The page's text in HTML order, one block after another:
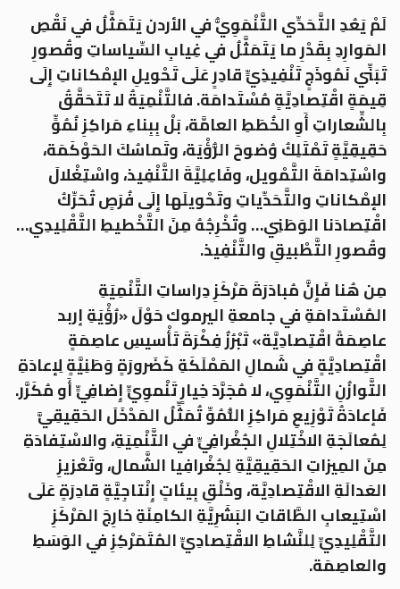
لَمْ يَعُدِ التَّحَدِّي التَّنْمَوِيُّ في الأردن يَتَمَثَّلُ في نَقْصِ
المَوارِدِ بِقَدْرِ ما يَتَمَثَّلُ في غِيابِ السِّياساتِ وقُصورِ
تَبَنِّي نَمُوذَجٍ تَنْفِيذِيٍّ قادِرٍ عَلَى تَحْويلِ الإمْكاناتِ إِلَى
قِيمَةٍ اقْتِصادِيَّةٍ مُسْتَدامَة. فالتَّنْمِيَةُ لا تَتَحَقَّقُ
بِالشِّعاراتِ أَوِ الخُطَطِ العامَّة، بَلْ بِبِناءِ مَراكِزِ نُمُوٍّ
حَقِيقِيَّةٍ تَمْتَلِكُ وُضوحَ الرُّؤْيَة، وتَماسُكَ الحَوْكَمَة،
واسْتِدامَةَ التَّمْويل، وفَاعِلِيَّةَ التَّنْفِيذ، واسْتِغْلالَ
الإمْكاناتِ والتَّحَدِّياتِ وتَحْويلَها إِلَى فُرَصٍ تُحَرِّكُ
اقْتِصادَنا الوَطَنِي… وتُخْرِجُهُ مِنَ التَّخْطيطِ التَّقْلِيدِي…
وقُصورِ التَّطْبيقِ والتَّنْفِيذ.
مِن هُنا فَإِنَّ مُبادَرَةَ مَرْكَزِ دِراساتِ التَّنْمِيَةِ
المُسْتَدامَةِ في جامعةِ اليرموك حَوْلَ «رُؤْيَةِ إربد
عاصِمَةً اقْتِصادِيَّة» تَبْرُزُ فِكْرَةَ تَأْسيسِ عاصِمَةٍ
اقْتِصادِيَّةٍ في شَمالِ المَمْلَكَةِ كَضَرورَةٍ وَطَنِيَّةٍ لِإعادَةِ
التَّوازُنِ التَّنْمَوِي، لا مُجَرَّدَ خِيارٍ تَنْموِيٍّ إِضافِيٍّ أَو مُكَرَّر.
فَإعادَةُ تَوْزِيعِ مَراكِزِ النُّمُوِّ تُمَثِّلُ المَدْخَلَ الحَقِيقِيَّ
لِمُعالَجَةِ الاخْتِلالِ الجُغْرافِيِّ في التَّنْمِيَةِ، والاسْتِفادَةِ
مِنَ المِيزاتِ الحَقِيقِيَّةِ لِجُغْرافِيا الشَّمال، وتَعْزيزِ
العَدالَةِ الاقْتِصادِيَّة، وخَلْقِ بِيئاتٍ إِنْتاجِيَّةٍ قادِرَةٍ عَلَى
اسْتِيعابِ الطَّاقاتِ البَشَرِيَّةِ الكامِنَةِ خارِجَ المَرْكَزِ
التَّقْلِيدِيِّ لِلنَّشاطِ الاقْتِصادِيِّ المُتَمَرْكِزِ في الوَسَطِ
والعاصِمَة.